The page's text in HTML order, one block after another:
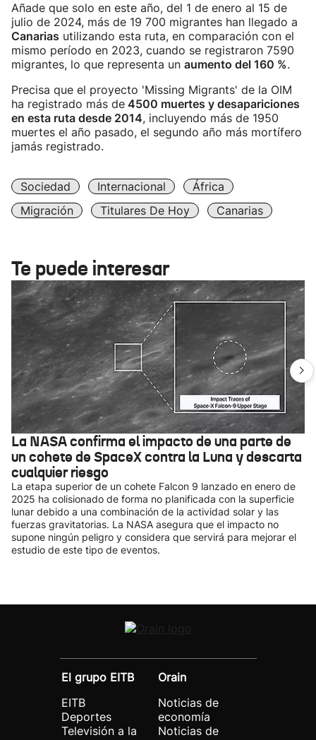
Añade que solo en este año, del 1 de enero al 15 de
julio de 2024, más de 19 700 migrantes han llegado a
Canarias utilizando esta ruta, en comparación con el
mismo período en 2023, cuando se registraron 7590
migrantes, lo que representa un aumento del 160 %.
Precisa que el proyecto 'Missing Migrants' de la OIM
ha registrado más de 4500 muertes y desapariciones
en esta ruta desde 2014, incluyendo más de 1950
muertes el año pasado, el segundo año más mortífero
jamás registrado.
Sociedad Internacional
África
Migración
Titulares De Hoy Canarias
Te puede interesar
La NASA confirma el impacto de una parte de
un cohete de SpaceX contra la Luna y descarta
cualquier riesgo
La etapa superior de un cohete Falcon 9 lanzado en enero de
2025 ha colisionado de forma no planificada con la superficie
lunar debido a una combinación de la actividad solar y las
fuerzas gravitatorias. La NASA asegura que el impacto no
supone ningún peligro y considera que servirá para mejorar el
estudio de este tipo de eventos.
El grupo EITB
EITB
Deportes
Televisión a la
Orain
Noticias de
economía
Noticias de